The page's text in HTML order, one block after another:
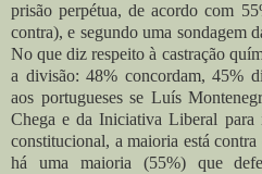
prisão perpétua, de acordo com
contra), e segundo uma sondagem
No que diz respeito à castração
a divisão: 48% concordam, 45%
aos portugueses se Luís
Chega e da Iniciativa Liberal para
constitucional, a maioria está
há uma maioria (55%) que